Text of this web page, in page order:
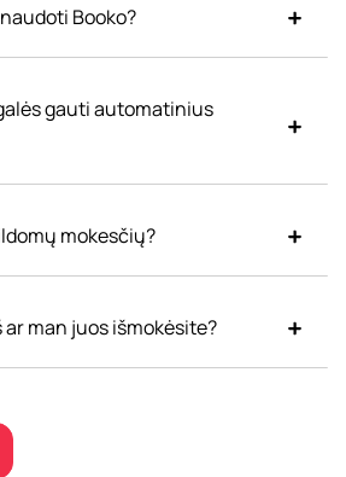
Booko?
gauti automatinius
mokesčių?
man juos išmokėsite?